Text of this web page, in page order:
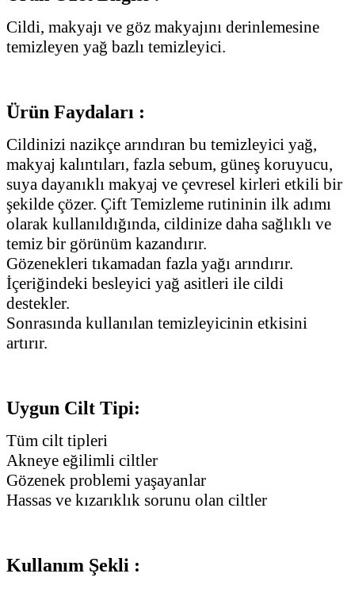
Cildi, makyajı ve göz makyajını derinlemesine
temizleyen yağ bazlı temizleyici.
Ürün Faydaları :
Cildinizi nazikçe arındıran bu temizleyici yağ,
makyaj kalıntıları, fazla sebum, güneş koruyucu,
suya dayanıklı makyaj ve çevresel kirleri etkili bir
şekilde çözer. Çift Temizleme rutininin ilk adımı
olarak kullanıldığında, cildinize daha sağlıklı ve
temiz bir görünüm kazandırır.
Gözenekleri tıkamadan fazla yağı arındırır.
İçeriğindeki besleyici yağ asitleri ile cildi
destekler.
Sonrasında kullanılan temizleyicinin etkisini
artırır.
Uygun Cilt Tipi:
Tüm cilt tipleri
Akneye eğilimli ciltler
Gözenek problemi yaşayanlar
Hassas ve kızarıklık sorunu olan ciltler
Kullanım Şekli :